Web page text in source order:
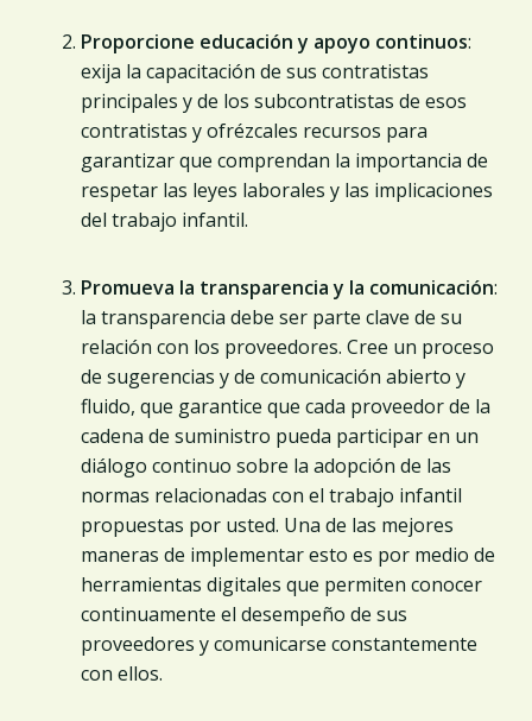
Proporcione educación y apoyo continuos:
exija la capacitación de sus contratistas
principales y de los subcontratistas de esos
contratistas y ofrézcales recursos para
garantizar que comprendan la importancia de
respetar las leyes laborales y las implicaciones
del trabajo infantil.
Promueva la transparencia y la comunicación:
la transparencia debe ser parte clave de su
relación con los proveedores. Cree un proceso
de sugerencias y de comunicación abierto y
fluido, que garantice que cada proveedor de la
cadena de suministro pueda participar en un
diálogo continuo sobre la adopción de las
normas relacionadas con el trabajo infantil
propuestas por usted. Una de las mejores
maneras de implementar esto es por medio de
herramientas digitales que permiten conocer
continuamente el desempeño de sus
proveedores y comunicarse constantemente
con ellos.